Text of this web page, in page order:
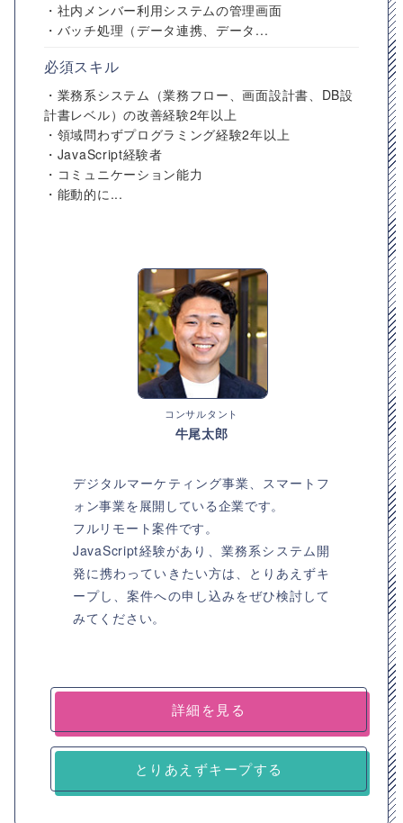
・社内メンバー利用システムの管理画面
・バッチ処理（データ連携、データ...
必須スキル
・業務系システム（業務フロー、画面設計書、DB設
計書レベル）の改善経験2年以上
・領域問わずプログラミング経験2年以上
・JavaScript経験者
・コミュニケーション能力
・能動的に...
コンサルタント
牛尾太郎
デジタルマーケティング事業、スマートフ
ォン事業を展開している企業です。
フルリモート案件です。
JavaScript経験があり、業務系システム開
発に携わっていきたい方は、とりあえずキ
ープし、案件への申し込みをぜひ検討して
みてください。
詳細を見る
とりあえずキープする